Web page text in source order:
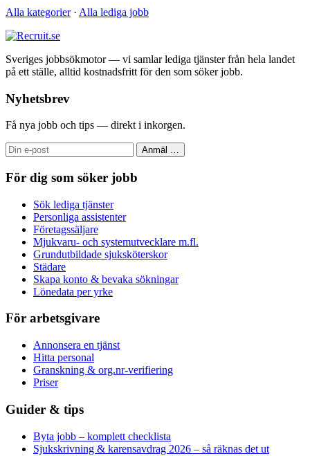
Alla kategorier· Alla lediga jobb
Sveriges jobbsökmotor — vi samlar lediga tjänster från hela landet
på ett ställe, alltid kostnadsfritt för den som söker jobb.
Nyhetsbrev
Få nya jobb och tips — direkt i inkorgen.
Anmäl …
För dig som söker jobb
Sök lediga tjänster
Personliga assistenter
Företagssäljare
Mjukvaru- och systemutvecklare m.fl.
Grundutbildade sjuksköterskor
Städare
Skapa konto & bevaka sökningar
Lönedata per yrke
För arbetsgivare
Annonsera en tjänst
Hitta personal
Granskning & org.nr-verifiering
Priser
Guider & tips
Byta jobb – komplett checklista
Sjukskrivning & karensavdrag 2026 – så räknas det ut